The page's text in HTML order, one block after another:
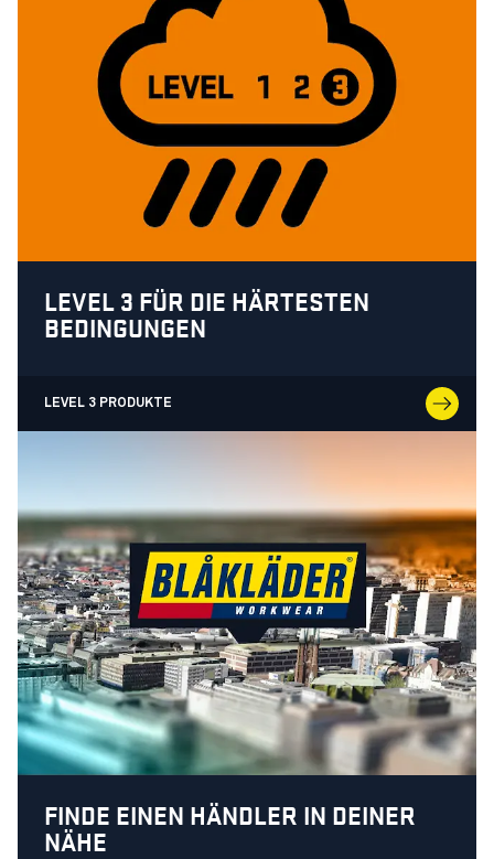
LEVEL 3 FÜR DIE HÄRTESTEN
BEDINGUNGEN
LEVEL 3 PRODUKTE
FINDE EINEN HÄNDLER IN DEINER
NÄHE